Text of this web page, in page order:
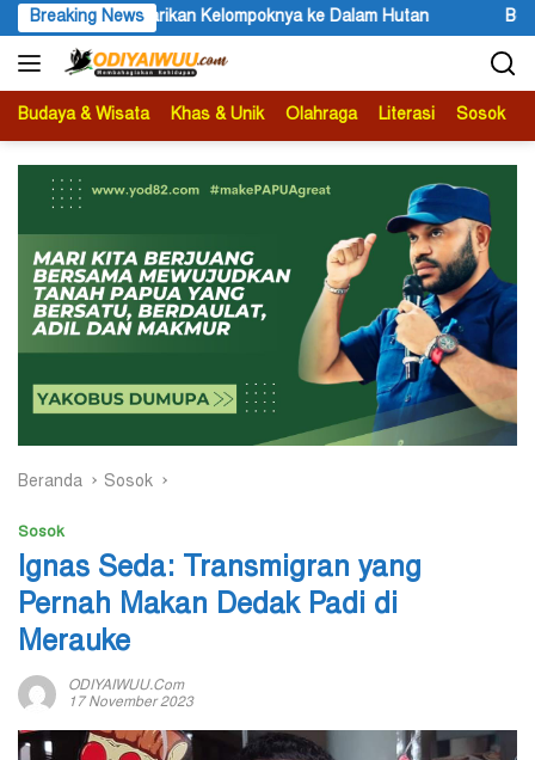
Langsung
ke
konten
Breaking News
Kelompoknya ke Dalam Hutan Belajar dari Engels
Budaya & Wisata Khas & Unik Olahraga Literasi Sosok
Beranda Sosok
Sosok
Ignas Seda: Transmigran yang
Pernah Makan Dedak Padi di
Merauke
ODIYAIWUU.com
17 November 2023